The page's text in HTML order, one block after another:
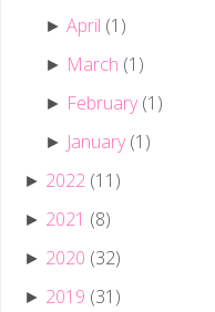
►April (1)
► March (1)
► February (1)
► January (1)
► 2022 (11)
► 2021 (8)
► 2020 (32)
► 2019 (31)